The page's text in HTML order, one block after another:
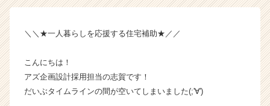
社
ズ
計
の
＼＼★一人暮らしを応援する住宅補助★／／
こんにちは！
アズ企画設計採用担当の志賀です！
だいぶタイムラインの間が空いてしまいました(;'∀')